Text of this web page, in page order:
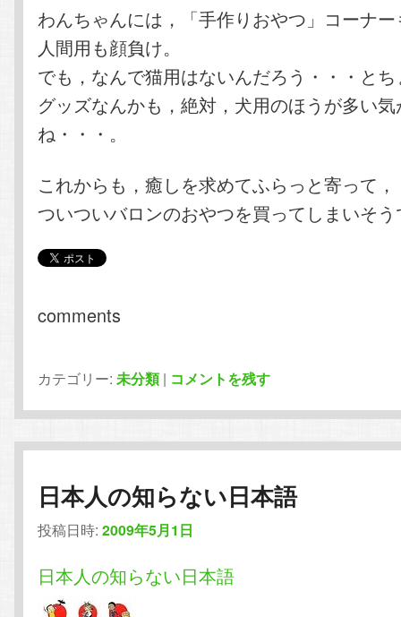
わんちゃんには，「手作りおやつ」コーナ
人間用も顔負け。
でも，なんで猫用はないんだろう・・・と
グッズなんかも，絶対，犬用のほうが多い
ね・・・。
これからも，癒しを求めてふらっと寄って，
ついついバロンのおやつを買ってしまいそ
comments
カテゴリー: 未分類 | コメントを残す
日本人の知らない日本語
投稿日時:2009年5月1日
日本人の知らない日本語